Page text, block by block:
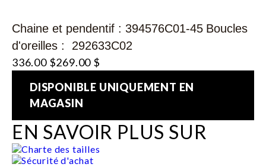
Chaine et pendentif : 394576C01-45 Boucles
d'oreilles : 292633C02
336.00 $269.00 $
DISPONIBLE UNIQUEMENT EN
MAGASIN
EN SAVOIR PLUS SUR
Charte des tailles
Sécurité d'achat